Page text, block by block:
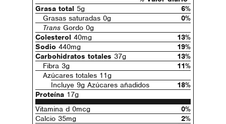
Grasa total 5g
6%
Grasas saturadas 0g
0%
Trans Gordo 0g
Colesterol 40mg
13%
Sodio 440mg
19%
Carbohidratos totales 37g
13%
Fibra 3g
11%
Azúcares totales 11g
Incluye 9g Azúcares añadidos
18%
Proteína 17g
Vitamina d 0mcg
0%
Calcio 35mg
2%